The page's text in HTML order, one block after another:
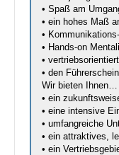
• Spaß am
• ein hohes Maß
•
• Hands-on
•
• den
Wir bieten Ihnen…
• ein
• eine intensive
• umfangreiche
• ein attraktives,
• ein